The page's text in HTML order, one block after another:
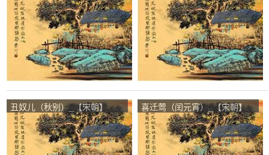
_【吴礼之】
丑奴儿（秋别）_【宋朝】
_【吴礼之】
喜迁莺（闰元宵）_【宋朝】
_【吴礼之】